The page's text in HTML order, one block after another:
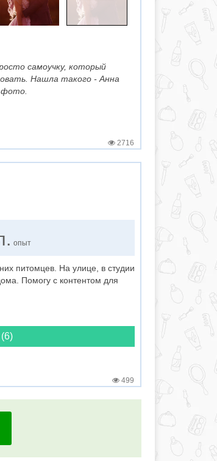
самоучку, который
Нашла такого - Анна
2716
опыт
питомцев. На улице, в студии
Помогу с контентом для
499